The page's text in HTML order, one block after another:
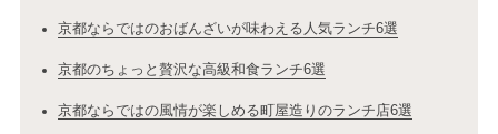
京都ならではのおばんざいが味わえる人気ランチ6選
京都のちょっと贅沢な高級和食ランチ6選
京都ならではの風情が楽しめる町屋造りのランチ店6選